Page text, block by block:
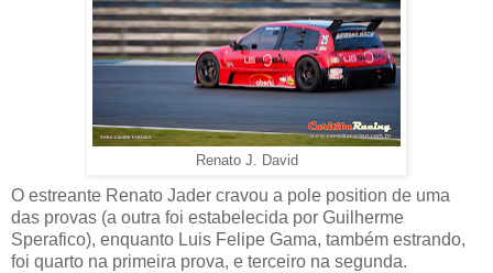
Renato J. David
O estreante Renato Jader cravou a pole position de uma
das provas (a outra foi estabelecida por Guilherme
Sperafico), enquanto Luis Felipe Gama, também estrando,
foi quarto na primeira prova, e terceiro na segunda.